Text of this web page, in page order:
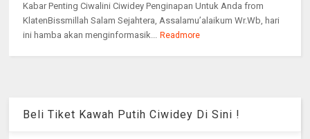
Kabar Penting Ciwalini Ciwidey Penginapan Untuk Anda from
KlatenBissmillah Salam Sejahtera, Assalamu’alaikum Wr.Wb, hari
ini hamba akan menginformasik... Readmore
Beli Tiket Kawah Putih Ciwidey Di Sini !